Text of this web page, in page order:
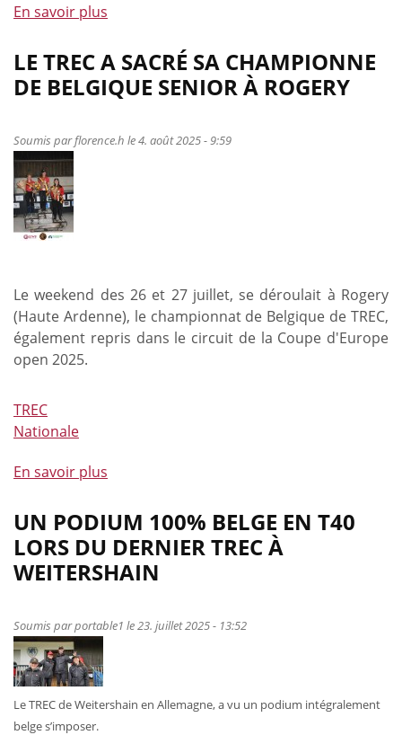
En savoir plus
de
Bonne
chance
athlètes
d’Equitation
de
Travail
LE TREC A SACRÉ SA CHAMPIONNE
DE BELGIQUE SENIOR À ROGERY
Soumis parflorence.h le 4. août 2025 - 9:59
Le weekend des 26 et 27 juillet, se déroulait à Rogery
(Haute Ardenne), le championnat de Belgique de TREC,
également repris dans le circuit de la Coupe d'Europe
open 2025.
TREC
Nationale
En savoir plus
de
Le
TREC
a
sa
Senior
UN PODIUM 100% BELGE EN T40
LORS DU DERNIER TREC À
WEITERSHAIN
Soumis parportable1 le 23. juillet 2025 - 13:52
Le TREC de Weitershain en Allemagne, a vu un podium intégralement
belge s’imposer.